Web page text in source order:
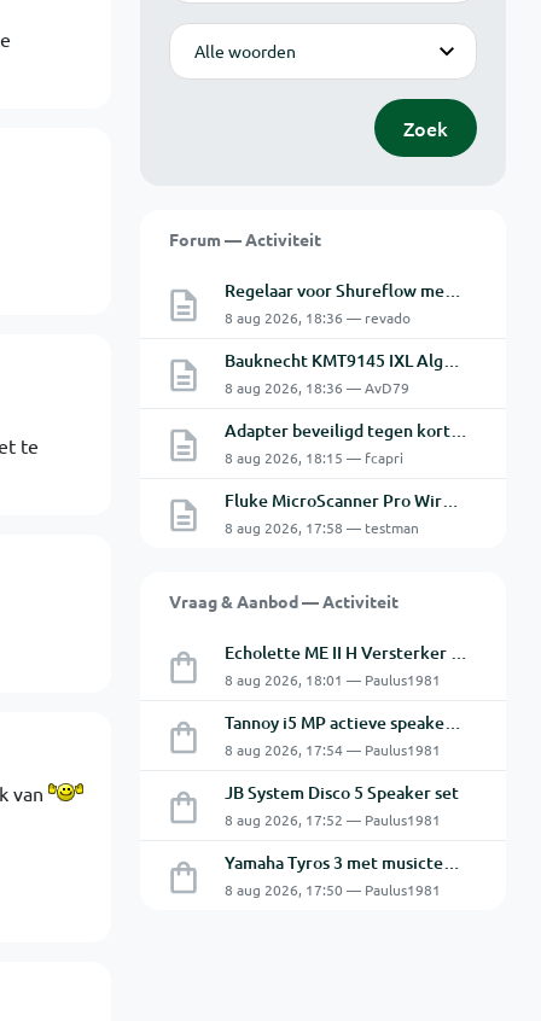
Modus
Zoek
Forum — Activiteit
Regelaar voor Shureflow membraanpomp
8 aug 2026, 18:36 — revado
Bauknecht KMT9145 IXL Algemeen Alarm na Bezig met verwarmen
8 aug 2026, 18:36 — AvD79
Adapter beveiligd tegen kortsluiting maar toch defect?
8 aug 2026, 18:15 — fcapri
Fluke MicroScanner Pro Wiremap adapter
8 aug 2026, 17:58 — testman
Vraag & Aanbod — Activiteit
Echolette ME II H Versterker Top en Cabine
8 aug 2026, 18:01 — Paulus1981
Tannoy i5 MP actieve speakers - Gebruikt
8 aug 2026, 17:54 — Paulus1981
JB System Disco 5 Speaker set
8 aug 2026, 17:52 — Paulus1981
Yamaha Tyros 3 met musictech MT 50 B-Grif
8 aug 2026, 17:50 — Paulus1981
te
van